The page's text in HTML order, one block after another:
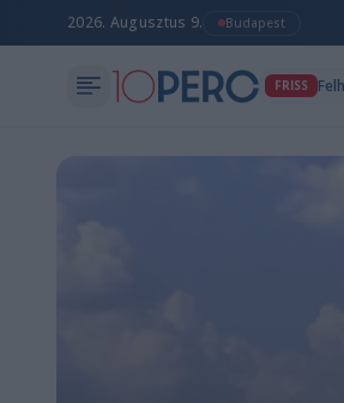
2026. Augusztus 9. Budapest
FRISS